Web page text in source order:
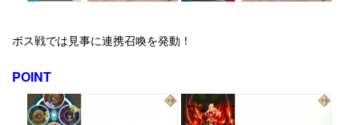
ボス戦では見事に連携召喚を発動！
POINT